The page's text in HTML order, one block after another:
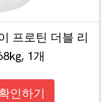
프로틴 더블 리
1개
인하기